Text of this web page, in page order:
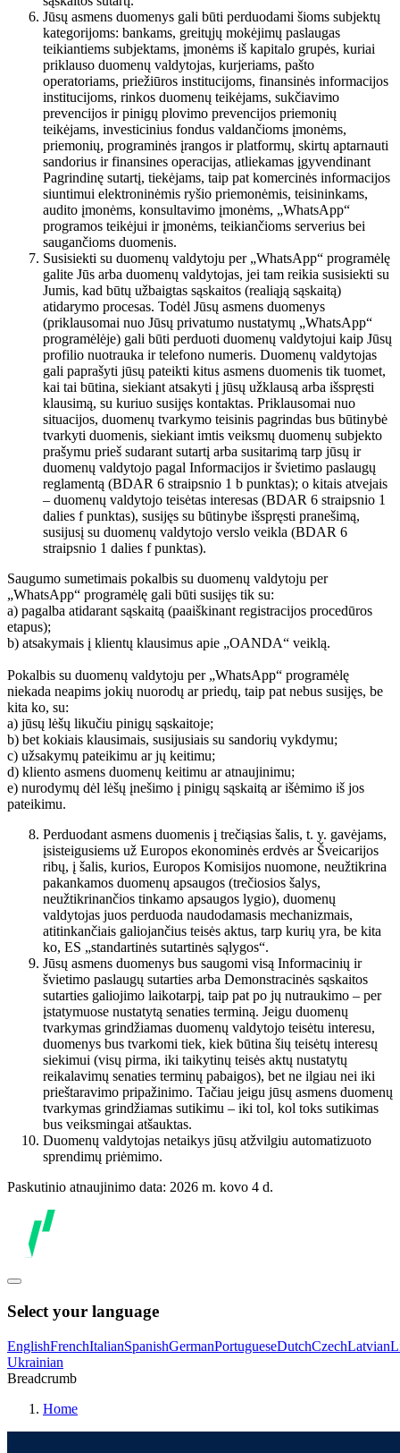
Jūsų asmens duomenys gali būti perduodami šioms subjektų
kategorijoms: bankams, greitųjų mokėjimų paslaugas
teikiantiems subjektams, įmonėms iš kapitalo grupės, kuriai
priklauso duomenų valdytojas, kurjeriams, pašto
operatoriams, priežiūros institucijoms, finansinės informacijos
institucijoms, rinkos duomenų teikėjams, sukčiavimo
prevencijos ir pinigų plovimo prevencijos priemonių
teikėjams, investicinius fondus valdančioms įmonėms,
priemonių, programinės įrangos ir platformų, skirtų aptarnauti
sandorius ir finansines operacijas, atliekamas įgyvendinant
Pagrindinę sutartį, tiekėjams, taip pat komercinės informacijos
siuntimui elektroninėmis ryšio priemonėmis, teisininkams,
audito įmonėms, konsultavimo įmonėms, „WhatsApp“
programos teikėjui ir įmonėms, teikiančioms serverius bei
saugančioms duomenis.
Susisiekti su duomenų valdytoju per „WhatsApp“ programėlę
galite Jūs arba duomenų valdytojas, jei tam reikia susisiekti su
Jumis, kad būtų užbaigtas sąskaitos (realiąją sąskaitą)
atidarymo procesas. Todėl Jūsų asmens duomenys
(priklausomai nuo Jūsų privatumo nustatymų „WhatsApp“
programėlėje) gali būti perduoti duomenų valdytojui kaip Jūsų
profilio nuotrauka ir telefono numeris. Duomenų valdytojas
gali paprašyti jūsų pateikti kitus asmens duomenis tik tuomet,
kai tai būtina, siekiant atsakyti į jūsų užklausą arba išspręsti
klausimą, su kuriuo susijęs kontaktas. Priklausomai nuo
situacijos, duomenų tvarkymo teisinis pagrindas bus būtinybė
tvarkyti duomenis, siekiant imtis veiksmų duomenų subjekto
prašymu prieš sudarant sutartį arba susitarimą tarp jūsų ir
duomenų valdytojo pagal Informacijos ir švietimo paslaugų
reglamentą (BDAR 6 straipsnio 1 b punktas); o kitais atvejais
– duomenų valdytojo teisėtas interesas (BDAR 6 straipsnio 1
dalies f punktas), susijęs su būtinybe išspręsti pranešimą,
susijusį su duomenų valdytojo verslo veikla (BDAR 6
straipsnio 1 dalies f punktas).
Saugumo sumetimais pokalbis su duomenų valdytoju per
„WhatsApp“ programėlę gali būti susijęs tik su:
a) pagalba atidarant sąskaitą (paaiškinant registracijos procedūros
etapus);
b) atsakymais į klientų klausimus apie „OANDA“ veiklą.
Pokalbis su duomenų valdytoju per „WhatsApp“ programėlę
niekada neapims jokių nuorodų ar priedų, taip pat nebus susijęs, be
kita ko, su:
a) jūsų lėšų likučiu pinigų sąskaitoje;
b) bet kokiais klausimais, susijusiais su sandorių vykdymu;
c) užsakymų pateikimu ar jų keitimu;
d) kliento asmens duomenų keitimu ar atnaujinimu;
e) nurodymų dėl lėšų įnešimo į pinigų sąskaitą ar išėmimo iš jos
pateikimu.
Perduodant asmens duomenis į trečiąsias šalis, t. y. gavėjams,
įsisteigusiems už Europos ekonominės erdvės ar Šveicarijos
ribų, į šalis, kurios, Europos Komisijos nuomone, neužtikrina
pakankamos duomenų apsaugos (trečiosios šalys,
neužtikrinančios tinkamo apsaugos lygio), duomenų
valdytojas juos perduoda naudodamasis mechanizmais,
atitinkančiais galiojančius teisės aktus, tarp kurių yra, be kita
ko, ES „standartinės sutartinės sąlygos“.
Jūsų asmens duomenys bus saugomi visą Informacinių ir
švietimo paslaugų sutarties arba Demonstracinės sąskaitos
sutarties galiojimo laikotarpį, taip pat po jų nutraukimo – per
įstatymuose nustatytą senaties terminą. Jeigu duomenų
tvarkymas grindžiamas duomenų valdytojo teisėtu interesu,
duomenys bus tvarkomi tiek, kiek būtina šių teisėtų interesų
siekimui (visų pirma, iki taikytinų teisės aktų nustatytų
reikalavimų senaties terminų pabaigos), bet ne ilgiau nei iki
prieštaravimo pripažinimo. Tačiau jeigu jūsų asmens duomenų
tvarkymas grindžiamas sutikimu – iki tol, kol toks sutikimas
bus veiksmingai atšauktas.
Duomenų valdytojas netaikys jūsų atžvilgiu automatizuoto
sprendimų priėmimo.
Paskutinio atnaujinimo data: 2026 m. kovo 4 d.
Select your language
EnglishFrenchItalianSpanishGermanPortugueseDutchCzechLatvian
Ukrainian
Breadcrumb
Home